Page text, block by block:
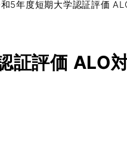
5年度短期大学認証評価
証評価 ALO